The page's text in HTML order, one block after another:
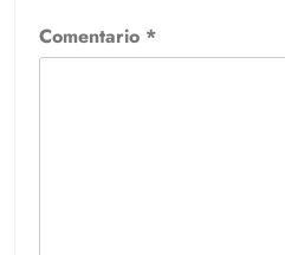
Comentario *